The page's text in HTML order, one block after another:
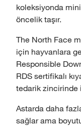
koleksiyonda
öncelik taşır.
The North Face
için hayvanlara
Responsible
RDS sertifikalı
tedarik zincirinde
Astarda daha
sağlar ama